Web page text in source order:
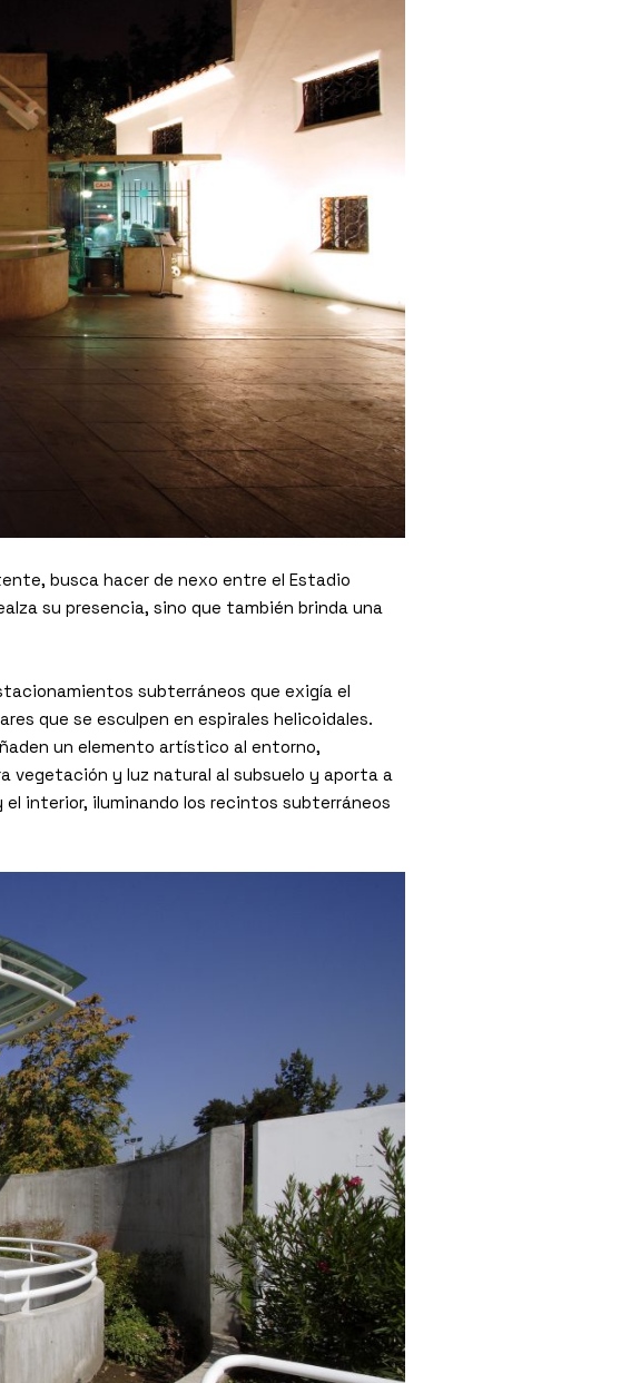
busca hacer de nexo entre el Estadio
su presencia, sino que también brinda una
subterráneos que exigía el
que se esculpen en espirales helicoidales.
un elemento artístico al entorno,
vegetación y luz natural al subsuelo y aporta a
interior, iluminando los recintos subterráneos